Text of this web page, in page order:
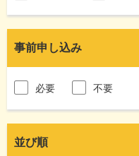
事前申し込み
必要 不要
並び順